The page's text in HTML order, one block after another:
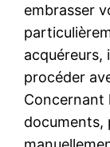
embrasser
acquéreurs,
procéder
Concernant
documents,